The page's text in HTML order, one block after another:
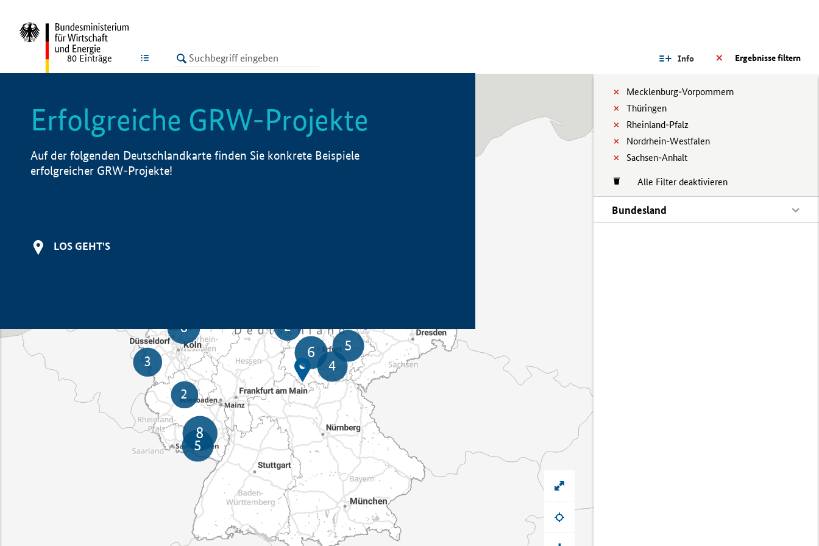
LISTE Ergebnisse filtern
Info
Mecklenburg-Vorpommern
Thüringen
Rheinland-Pfalz
Nordrhein-Westfalen
Sachsen-Anhalt
Alle Filter deaktivieren
Bundesland
80 Einträge
Erfolgreiche GRW-Projekte
Auf der folgenden Deutschlandkarte finden Sie konkrete Beispiele
erfolgreicher GRW-Projekte!
LOS GEHT'S